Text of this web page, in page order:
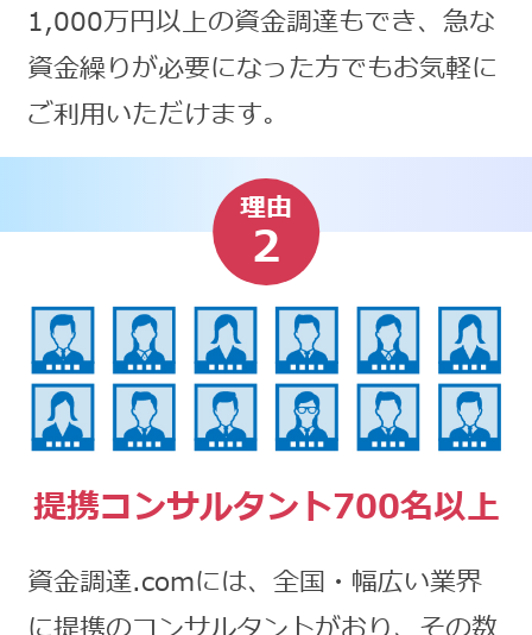
1,000万円以上の資金調達もでき、急な
資金繰りが必要になった方でもお気軽に
ご利用いただけます。
理由
2
提携コンサルタント700名以上
資金調達.comには、全国・幅広い業界